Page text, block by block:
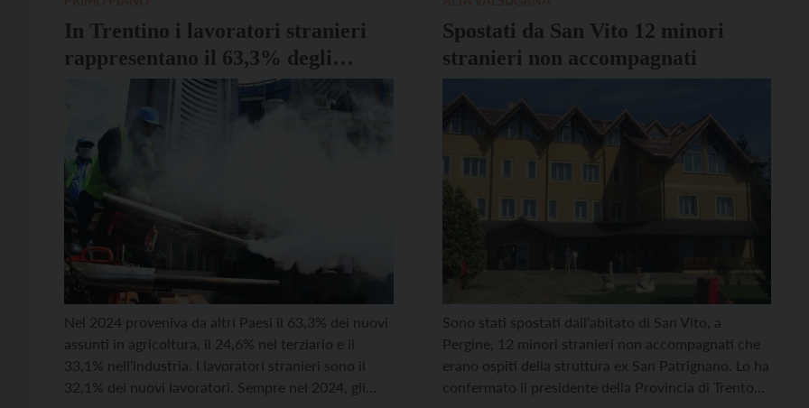
In Trentino i lavoratori stranieri
rappresentano il 63,3% degli
assunti in agricoltura
Nel 2024 proveniva da altri Paesi il 63,3% dei nuovi
assunti in agricoltura, il 24,6% nel terziario e il
33,1% nell’industria. I lavoratori stranieri sono il
32,1% dei nuovi lavoratori. Sempre nel 2024, gli
Spostati da San Vito 12 minori
stranieri non accompagnati
Sono stati spostati dall’abitato di San Vito, a
Pergine, 12 minori stranieri non accompagnati che
erano ospiti della struttura ex San Patrignano. Lo ha
confermato il presidente della Provincia di Trento